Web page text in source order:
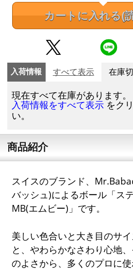
カートに入れる(
入荷情報 すべて表示 在庫
現在すべて在庫があります。
入荷情報をすべて表示 をク
い。
商品紹介
スイスのブランド、
バッシュ)によるボール「ス
MB(エムビー)」です。
美しい色合いと大き目のサ
と、やわらかなさわり心地
のよさから、多くのプロに